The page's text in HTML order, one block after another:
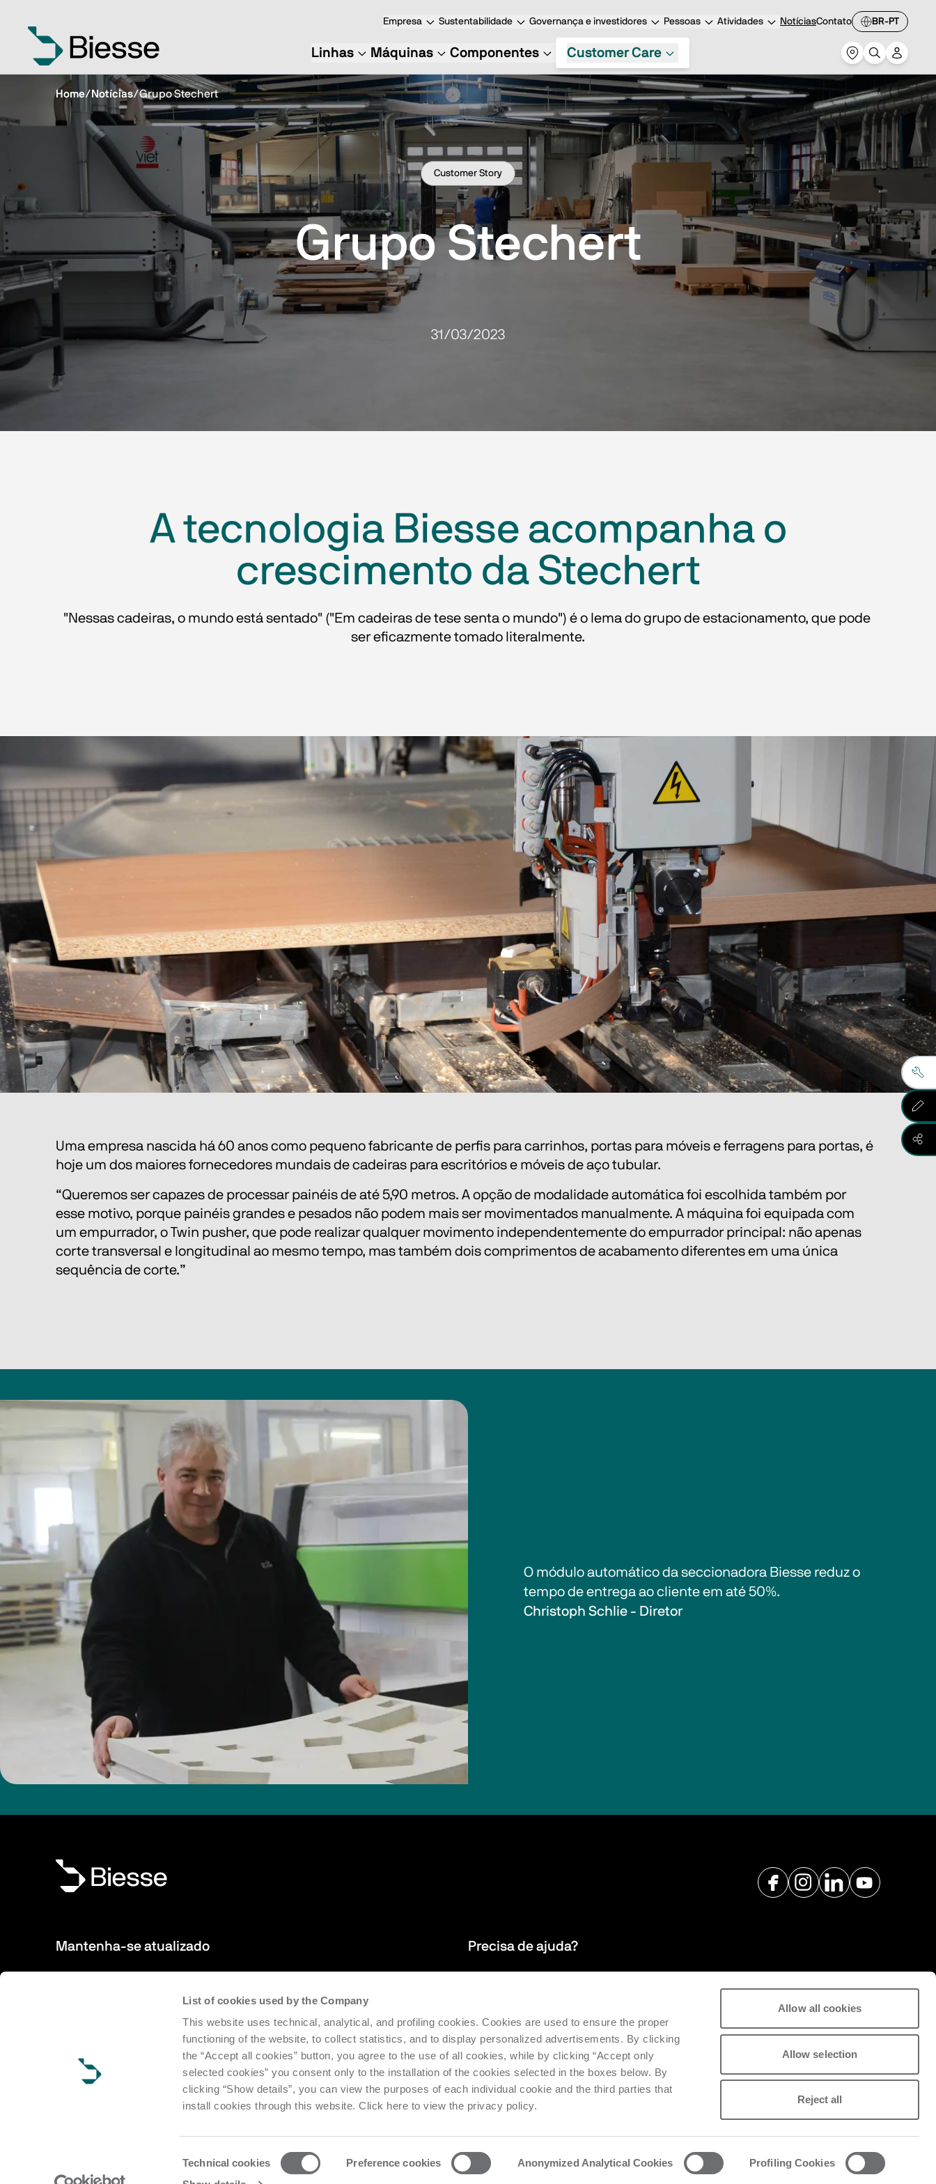
List of cookies used by the Company
This website uses technical, analytical, and profiling cookies. Cookies are used to ensure the proper
functioning of the website, to collect statistics, and to display personalized advertisements. By clicking
the “Accept all cookies” button, you agree to the use of all cookies, while by clicking “Accept only
selected cookies” you consent only to the installation of the cookies selected in the boxes below. By
clicking “Show details”, you can view the purposes of each individual cookie and the third parties that
install cookies through this website. Click here to view the privacy policy.
Technical cookies Preference cookies Anonymized Analytical Cookies
Profiling Cookies
Allow all cookies
Allow selection
Reject all
Empresa Sustentabilidade Governança e investidores Pessoas Atividades NotíciasContato BR-PT
Linhas Máquinas Componentes Customer Care
Home/ Notícias/Grupo Stechert
Customer Story
Grupo Stechert
31/03/2023
A tecnologia Biesse acompanha o
crescimento da Stechert
"Nessas cadeiras, o mundo está sentado" ("Em cadeiras de tese senta o mundo") é o lema do grupo de estacionamento, que pode
ser eficazmente tomado literalmente.
Uma empresa nascida há 60 anos como pequeno fabricante de perfis para carrinhos, portas para móveis e ferragens para portas, é
hoje um dos maiores fornecedores mundais de cadeiras para escritórios e móveis de aço tubular.
“Queremos ser capazes de processar painéis de até 5,90 metros. A opção de modalidade automática foi escolhida também por
esse motivo, porque painéis grandes e pesados ​​não podem mais ser movimentados manualmente. A máquina foi equipada com
um empurrador, o Twin pusher, que pode realizar qualquer movimento independentemente do empurrador principal: não apenas
corte transversal e longitudinal ao mesmo tempo, mas também dois comprimentos de acabamento diferentes em uma única
sequência de corte.”
O módulo automático da seccionadora Biesse reduz o
tempo de entrega ao cliente em até 50%.
Christoph Schlie - Diretor
Mantenha-se atualizado
Novos produtos, eventos e notícias: inscreva-se para receber nossa
Inscreva-se
Precisa de ajuda?
Solicite assistência
Copyright Biesse | CF e P.IVA IT 00113220412 Reg. Imp. Pesaro Urbino Nr. 1682 | Cap. Soc. € 27.402.593 i.v Privacy and cookie policyList of cookies Data Act